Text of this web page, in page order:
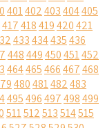
401402403404405
417418419420421
433434435436
448449450451452
464465466467468
480481482483
495496497498499
511512513514515